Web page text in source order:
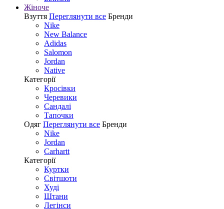
Жіноче
Взуття Переглянути все Бренди
Nike
New Balance
Adidas
Salomon
Jordan
Native
Категорії
Кросівки
Черевики
Сандалі
Tапочки
Одяг Переглянути все Бренди
Nike
Jordan
Carhartt
Категорії
Куртки
Світшоти
Худі
Штани
Легінси